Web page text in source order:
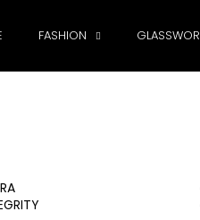
FASHION